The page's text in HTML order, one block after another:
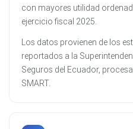
con mayores utilidad
ejercicio fiscal 2025.
Los datos provienen de los
reportados a la
Seguros del Ecuador,
SMART.